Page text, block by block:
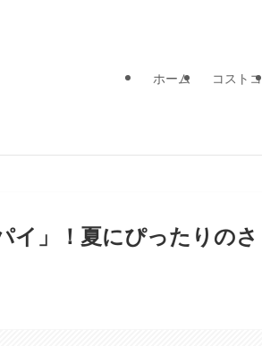
ホーム コストコ
イ」！夏にぴったりのさ